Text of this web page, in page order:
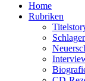
Home
Rubriken